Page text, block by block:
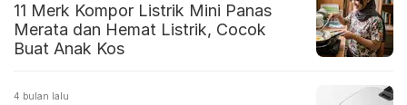
11 Merk Kompor Listrik Mini Panas
Merata dan Hemat Listrik, Cocok
Buat Anak Kos
4 bulan lalu